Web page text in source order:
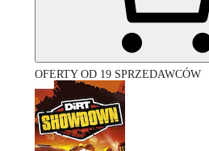
OFERTY OD 19 SPRZEDAWCÓW